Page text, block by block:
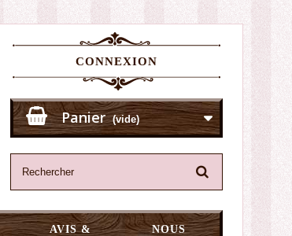
CONNEXION
Panier (vide)
AVIS &
NOUS